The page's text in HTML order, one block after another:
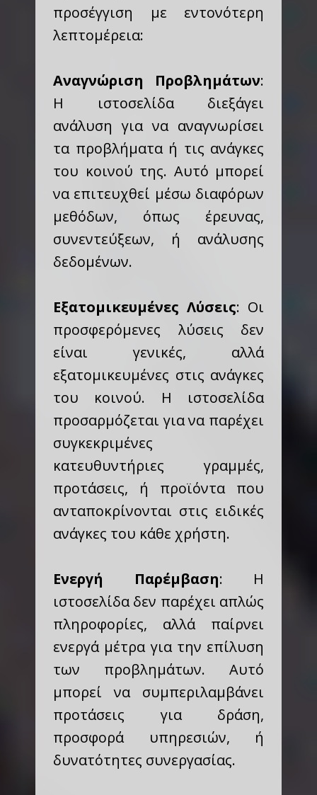
προσέγγιση με εντονότερη
λεπτομέρεια:
Αναγνώριση Προβλημάτων:
Η ιστοσελίδα διεξάγει
ανάλυση για να αναγνωρίσει
τα προβλήματα ή τις ανάγκες
του κοινού της. Αυτό μπορεί
να επιτευχθεί μέσω διαφόρων
μεθόδων, όπως έρευνας,
συνεντεύξεων, ή ανάλυσης
δεδομένων.
Εξατομικευμένες Λύσεις: Οι
προσφερόμενες λύσεις δεν
είναι γενικές, αλλά
εξατομικευμένες στις ανάγκες
του κοινού. Η ιστοσελίδα
προσαρμόζεται για να παρέχει
συγκεκριμένες
κατευθυντήριες γραμμές,
προτάσεις, ή προϊόντα που
ανταποκρίνονται στις ειδικές
ανάγκες του κάθε χρήστη.
Ενεργή Παρέμβαση: Η
ιστοσελίδα δεν παρέχει απλώς
πληροφορίες, αλλά παίρνει
ενεργά μέτρα για την επίλυση
των προβλημάτων. Αυτό
μπορεί να συμπεριλαμβάνει
προτάσεις για δράση,
προσφορά υπηρεσιών, ή
δυνατότητες συνεργασίας.